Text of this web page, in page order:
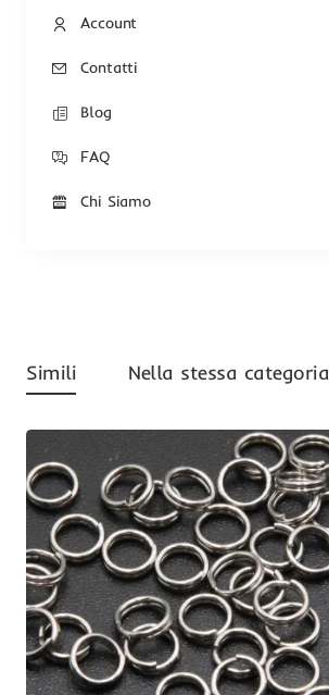
Account
Contatti
Blog
FAQ
Chi Siamo
Simili Nella stessa categoria